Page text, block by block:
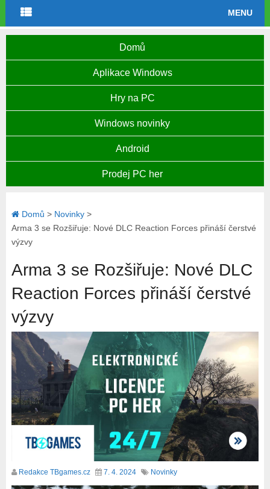
MENU
Domů
Aplikace Windows
Hry na PC
Windows novinky
Android
Prodej PC her
Domů > Novinky>
Arma 3 se Rozšiřuje: Nové DLC Reaction Forces přináší čerstvé
výzvy
Arma 3 se Rozšiřuje: Nové DLC
Reaction Forces přináší čerstvé
výzvy
Redakce TBgames.cz 7. 4. 2024 Novinky